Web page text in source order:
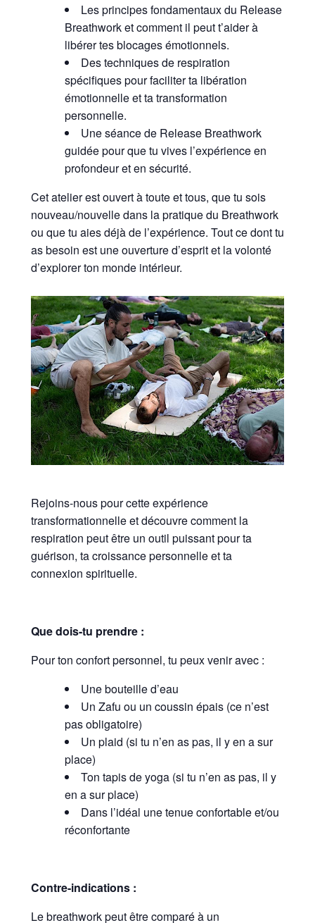
Les principes fondamentaux du Release
Breathwork et comment il peut t’aider à
libérer tes blocages émotionnels.
Des techniques de respiration
spécifiques pour faciliter ta libération
émotionnelle et ta transformation
personnelle.
Une séance de Release Breathwork
guidée pour que tu vives l’expérience en
profondeur et en sécurité.
Cet atelier est ouvert à toute et tous, que tu sois
nouveau/nouvelle dans la pratique du Breathwork
ou que tu aies déjà de l’expérience. Tout ce dont tu
as besoin est une ouverture d’esprit et la volonté
d’explorer ton monde intérieur.
Rejoins-nous pour cette expérience
transformationnelle et découvre comment la
respiration peut être un outil puissant pour ta
guérison, ta croissance personnelle et ta
connexion spirituelle.
Que dois-tu prendre :
Pour ton confort personnel, tu peux venir avec :
Une bouteille d’eau
Un Zafu ou un coussin épais (ce n’est
pas obligatoire)
Un plaid (si tu n’en as pas, il y en a sur
place)
Ton tapis de yoga (si tu n’en as pas, il y
en a sur place)
Dans l’idéal une tenue confortable et/ou
réconfortante
Contre-indications :
Le breathwork peut être comparé à un